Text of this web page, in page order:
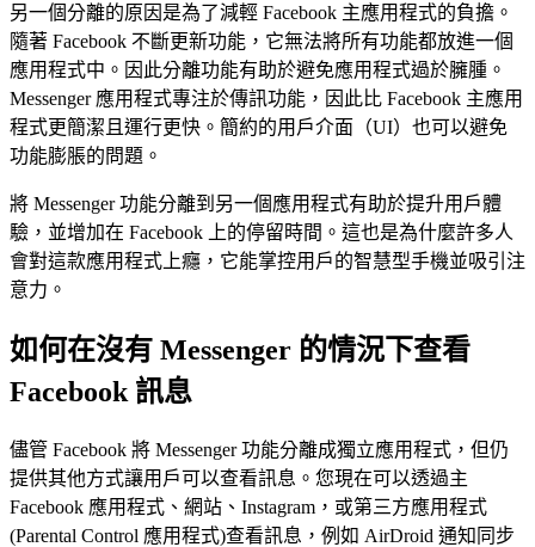
另一個分離的原因是為了減輕 Facebook 主應用程式的負擔。
隨著 Facebook 不斷更新功能，它無法將所有功能都放進一個
應用程式中。因此分離功能有助於避免應用程式過於臃腫。
Messenger 應用程式專注於傳訊功能，因此比 Facebook 主應用
程式更簡潔且運行更快。簡約的用戶介面（UI）也可以避免
功能膨脹的問題。
將 Messenger 功能分離到另一個應用程式有助於提升用戶體
驗，並增加在 Facebook 上的停留時間。這也是為什麼許多人
會對這款應用程式上癮，它能掌控用戶的智慧型手機並吸引注
意力。
如何在沒有 Messenger 的情況下查看
Facebook 訊息
儘管 Facebook 將 Messenger 功能分離成獨立應用程式，但仍
提供其他方式讓用戶可以查看訊息。您現在可以透過主
Facebook 應用程式、網站、Instagram，或第三方應用程式
(Parental Control 應用程式)查看訊息，例如 AirDroid 通知同步